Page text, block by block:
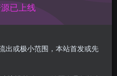
更新…
预览图下面
已上线
或极小范围，本站首发或先